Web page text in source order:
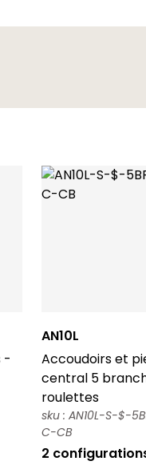
-
AN10L
Accoudoirs et
central 5
roulettes
sku : AN10L-S-$-
C-CB
2